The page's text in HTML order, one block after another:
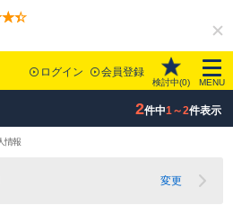
ログイン 会員登録
検討中(0) MENU
2件中1～2件表示
情報
変更